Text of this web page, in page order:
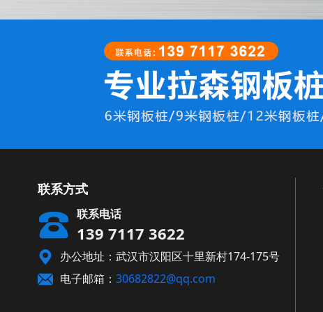
联系方式
联系电话
139 7117 3622
办公地址：武汉市汉阳区十里新村174-175号
电子邮箱： 30682822@qq.com